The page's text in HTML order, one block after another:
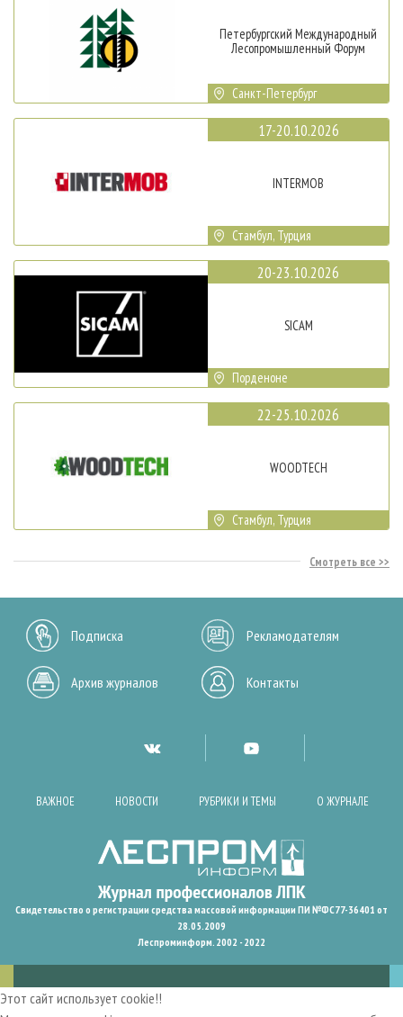
Петербургский Международный
Лесопромышленный Форум
Санкт-Петербург
17-20.10.2026
INTERMOB
Стамбул, Турция
20-23.10.2026
SICAM
Порденоне
22-25.10.2026
WOODTECH
Стамбул, Турция
Смотреть все
Подписка Рекламодателям
Архив журналов Контакты
ВАЖНОЕ НОВОСТИ РУБРИКИ И ТЕМЫ О ЖУРНАЛЕ
Свидетельство о регистрации средства массовой информации ПИ №ФС77-36401 от
28.05.2009
Леспроминформ. 2002 - 2022
Этот сайт использует cookie!!